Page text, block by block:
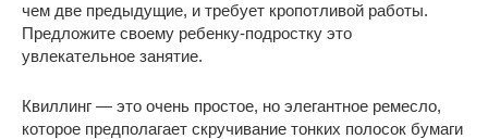
чем две предыдущие, и требует кропотливой работы.
Предложите своему ребенку-подростку это
увлекательное занятие.
Квиллинг — это очень простое, но элегантное ремесло,
которое предполагает скручивание тонких полосок бумаги